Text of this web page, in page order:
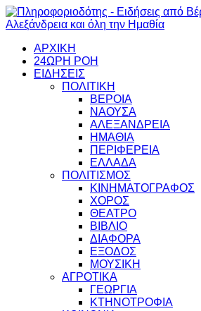
ΑΡΧΙΚΗ
24ΩΡΗ ΡΟΗ
ΕΙΔΗΣΕΙΣ
ΠΟΛΙΤΙΚΗ
ΒΕΡΟΙΑ
ΝΑΟΥΣΑ
ΑΛΕΞΑΝΔΡΕΙΑ
ΗΜΑΘΙΑ
ΠΕΡΙΦΕΡΕΙΑ
ΕΛΛΑΔΑ
ΠΟΛΙΤΙΣΜΟΣ
ΚΙΝΗΜΑΤΟΓΡΑΦΟΣ
ΧΟΡΟΣ
ΘΕΑΤΡΟ
ΒΙΒΛΙΟ
ΔΙΑΦΟΡΑ
ΕΞΟΔΟΣ
ΜΟΥΣΙΚΗ
ΑΓΡΟΤΙΚΑ
ΓΕΩΡΓΙΑ
ΚΤΗΝΟΤΡΟΦΙΑ